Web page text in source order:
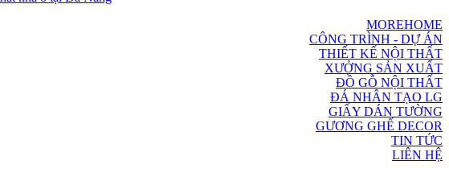
MOREHOME
CÔNG TRÌNH - DỰ ÁN
THIẾT KẾ NỘI THẤT
XƯỞNG SẢN XUẤT
ĐỒ GỖ NỘI THẤT
ĐÁ NHÂN TẠO LG
GIẤY DÁN TƯỜNG
GƯƠNG GHẾ DECOR
TIN TỨC
LIÊN HỆ